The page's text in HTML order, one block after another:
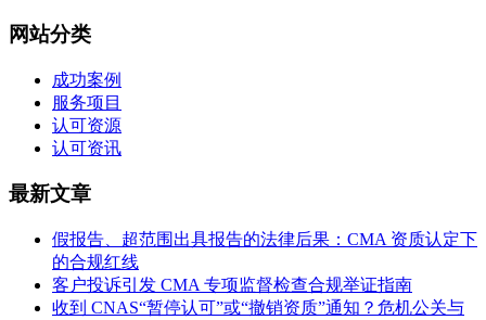
网站分类
成功案例
服务项目
认可资源
认可资讯
最新文章
假报告、超范围出具报告的法律后果：CMA 资质认定下
的合规红线
客户投诉引发 CMA 专项监督检查合规举证指南
收到 CNAS“暂停认可”或“撤销资质”通知？危机公关与